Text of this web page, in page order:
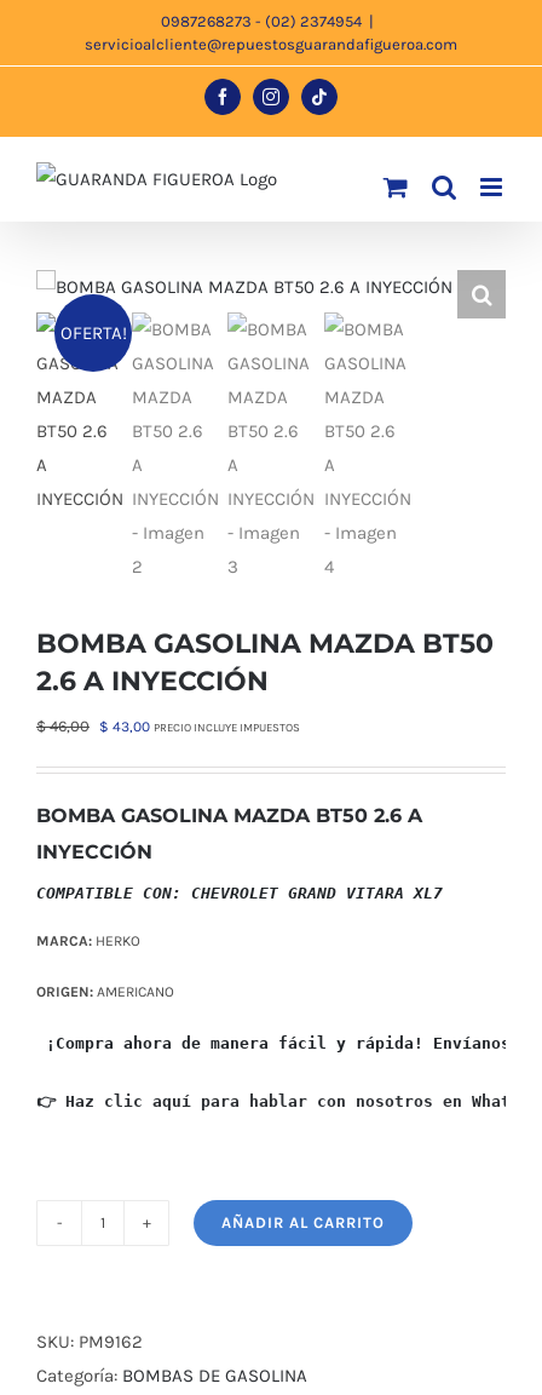
0987268273 - (02) 2374954 |
servicioalcliente@repuestosguarandafigueroa.com
FacebookInstagramTiktok
OFERTA!
BOMBA GASOLINA MAZDA BT50
2.6 A INYECCIÓN
$46,00
El
original
$ 43,00El
actual
PRECIO INCLUYE IMPUESTOS
BOMBA GASOLINA MAZDA BT50 2.6 A
INYECCIÓN
COMPATIBLE CON: CHEVROLET GRAND VITARA XL7
MARCA: HERKO
ORIGEN: AMERICANO
¡Compra ahora de manera fácil y rápida! Envíanos
👉 Haz clic aquí para hablar con nosotros en
BT50
2.6
AÑADIR AL CARRITO
SKU: PM9162
Categoría: BOMBAS DE GASOLINA